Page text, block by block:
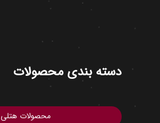
دسته بندی محصولات
محصولات هتلی